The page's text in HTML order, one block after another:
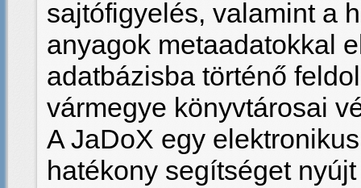
sajtófigyelés, valamint a
anyagok metaadatokkal
adatbázisba történő
vármegye könyvtárosai
A JaDoX egy
hatékony segítséget